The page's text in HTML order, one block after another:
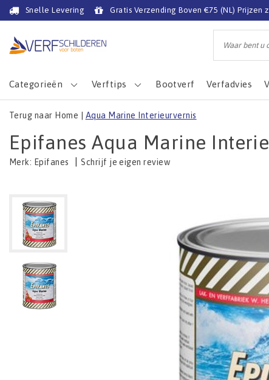
Snelle Levering Gratis Verzending Boven €75 (NL) Prijzen
Categorieën Verftips Bootverf Verfadvies
Terug naar Home Aqua Marine Interieurvernis
Epifanes Aqua Marine
Merk: Epifanes |Schrijf je eigen review